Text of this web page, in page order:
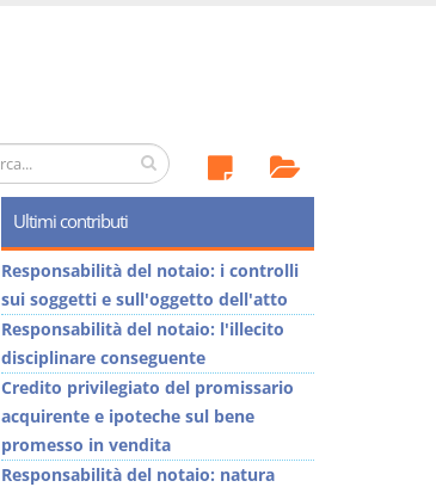
Ultimi contributi
Responsabilità del notaio: i controlli
sui soggetti e sull'oggetto dell'atto
Responsabilità del notaio: l'illecito
disciplinare conseguente
Credito privilegiato del promissario
acquirente e ipoteche sul bene
promesso in vendita
Responsabilità del notaio: natura